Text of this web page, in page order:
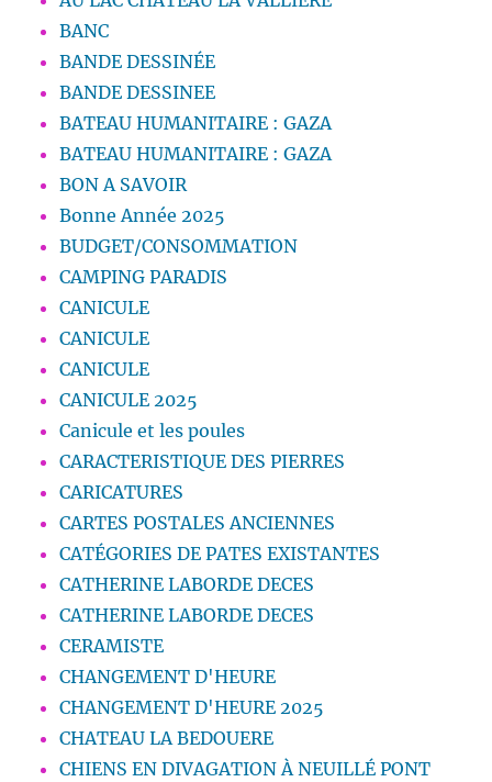
BANC
BANDE DESSINÉE
BANDE DESSINEE
BATEAU HUMANITAIRE : GAZA
BATEAU HUMANITAIRE : GAZA
BON A SAVOIR
Bonne Année 2025
BUDGET/CONSOMMATION
CAMPING PARADIS
CANICULE
CANICULE
CANICULE
CANICULE 2025
Canicule et les poules
CARACTERISTIQUE DES PIERRES
CARICATURES
CARTES POSTALES ANCIENNES
CATÉGORIES DE PATES EXISTANTES
CATHERINE LABORDE DECES
CATHERINE LABORDE DECES
CERAMISTE
CHANGEMENT D'HEURE
CHANGEMENT D'HEURE 2025
CHATEAU LA BEDOUERE
CHIENS EN DIVAGATION À NEUILLÉ PONT